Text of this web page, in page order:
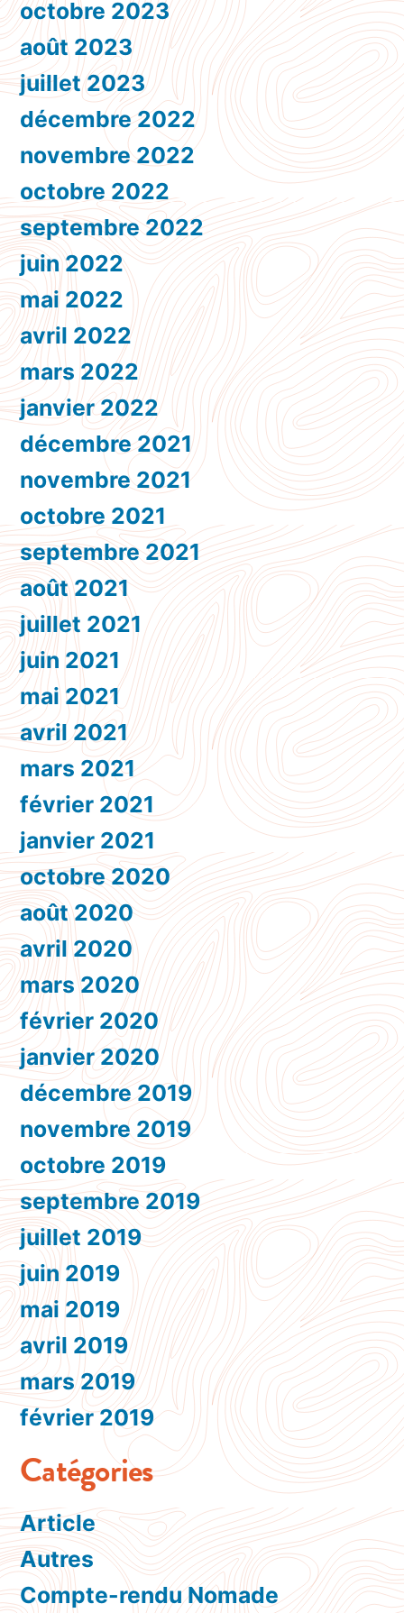
octobre 2023
août 2023
juillet 2023
décembre 2022
novembre 2022
octobre 2022
septembre 2022
juin 2022
mai 2022
avril 2022
mars 2022
janvier 2022
décembre 2021
novembre 2021
octobre 2021
septembre 2021
août 2021
juillet 2021
juin 2021
mai 2021
avril 2021
mars 2021
février 2021
janvier 2021
octobre 2020
août 2020
avril 2020
mars 2020
février 2020
janvier 2020
décembre 2019
novembre 2019
octobre 2019
septembre 2019
juillet 2019
juin 2019
mai 2019
avril 2019
mars 2019
février 2019
Catégories
Article
Autres
Compte-rendu Nomade